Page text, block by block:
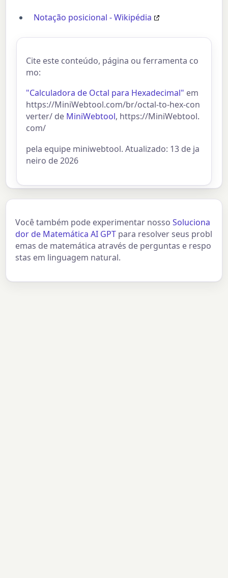
Notação posicional - Wikipédia
Cite este conteúdo, página ou ferramenta co
mo:
"Calculadora de Octal para Hexadecimal" em
https://MiniWebtool.com/br/octal-to-hex-con
verter/ de MiniWebtool, https://MiniWebtool.
com/
pela equipe miniwebtool. Atualizado: 13 de ja
neiro de 2026
Você também pode experimentar nossoSoluciona
dor de Matemática AI GPT para resolver seus probl
emas de matemática através de perguntas e respo
stas em linguagem natural.